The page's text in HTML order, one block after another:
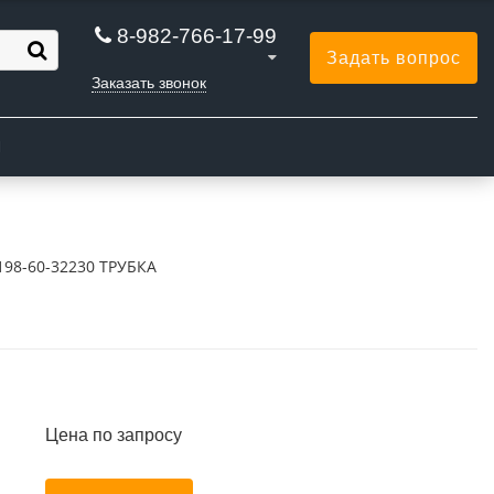
8-982-766-17-99
Заказать звонок
Задать вопрос
60-32230 ТРУБКА
Цена по запросу